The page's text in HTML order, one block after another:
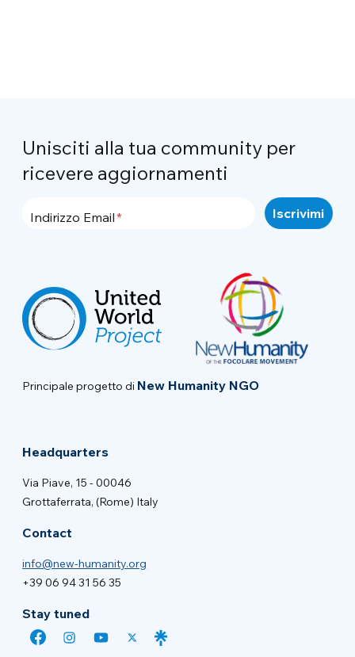
Unisciti alla tua community per
ricevere aggiornamenti
Indirizzo Email
Principale progetto di New Humanity NGO
Headquarters
Via Piave, 15 - 00046
Grottaferrata, (Rome) Italy
Contact
info@new-humanity.org
+39 06 94 31 56 35
Stay tuned